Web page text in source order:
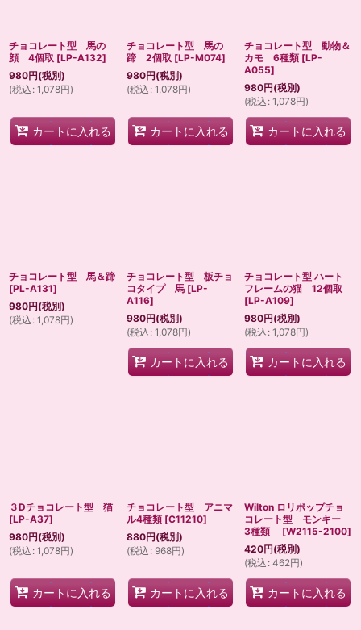
チョコレート型 馬の
顔 4個取 [LP-A132]
980円(税別)
(税込 : 1,078円)
カートに入れる
チョコレート型 馬の
蹄 2個取 [LP-M074]
980円(税別)
(税込 : 1,078円)
カートに入れる
チョコレート型 動物＆
カモ 6種類 [LP-
A055]
980円(税別)
(税込 : 1,078円)
カートに入れる
チョコレート型 馬＆蹄
[PL-A131]
980円(税別)
(税込 : 1,078円)
チョコレート型 板チョ
コタイプ 馬 [LP-
A116]
980円(税別)
(税込 : 1,078円)
カートに入れる
チョコレート型 ハート
フレームの猫 12個取
[LP-A109]
980円(税別)
(税込 : 1,078円)
カートに入れる
３Dチョコレート型 猫
[LP-A37]
980円(税別)
(税込 : 1,078円)
カートに入れる
チョコレート型 アニマ
ル4種類 [C11210]
880円(税別)
(税込 : 968円)
カートに入れる
Wilton ロリポップチョ
コレート型 モンキー
3種類
[W2115-2100]
420円(税別)
(税込 : 462円)
カートに入れる